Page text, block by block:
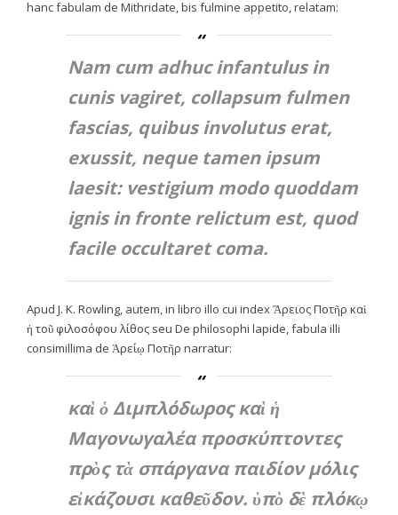
hanc fabulam de Mithridate, bis fulmine appetito, relatam:
Nam cum adhuc infantulus in
cunis vagiret, collapsum fulmen
fascias, quibus involutus erat,
exussit, neque tamen ipsum
laesit: vestigium modo quoddam
ignis in fronte relictum est, quod
facile occultaret coma.
Apud J. K. Rowling, autem, in libro illo cui indexἍρειος Ποτῆρ καὶ
ἡ τοῦ φιλοσόφου λίθος seu De philosophi lapide , fabula illi
consimillima de Ἁρείῳ Ποτῆρ narratur:
καὶ ὁ Διμπλόδωρος καὶ ἡ
Μαγονωγαλέα προσκύπτοντες
πρὸς τὰ σπάργανα παιδίον μόλις
εἰκάζουσι καθεῦδον. ὑπὸ δὲ πλόκῳ